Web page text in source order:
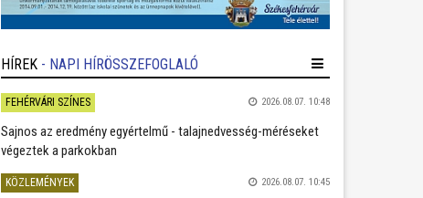
HÍREK - NAPI HÍRÖSSZEFOGLALÓ
FEHÉRVÁRI SZÍNES 2026.08.07. 10:48
Sajnos az eredmény egyértelmű - talajnedvesség-méréseket
végeztek a parkokban
KÖZLEMÉNYEK 2026.08.07. 10:45